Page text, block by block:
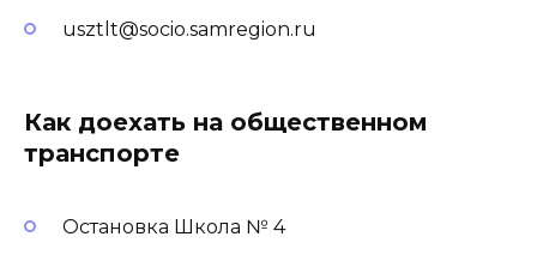
usztlt@socio.samregion.ru
Как доехать на общественном
транспорте
Остановка Школа № 4